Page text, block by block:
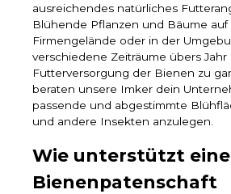
ausreichendes natürliches
Blühende Pflanzen und Bäume auf
Firmengelände oder in der
verschiedene Zeiträume übers
Futterversorgung der Bienen zu
beraten unsere Imker dein
passende und abgestimmte
und andere Insekten anzulegen.
Wie unterstützt eine
Bienenpatenschaft